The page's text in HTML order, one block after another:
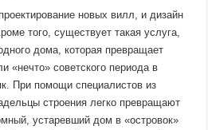
новых вилл, и дизайн
того, существует такая услуга,
дома, которая превращает
«нечто» советского периода в
При помощи специалистов из
строения легко превращают
устаревший дом в «островок»